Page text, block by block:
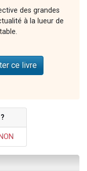
des grandes
à la lueur de
ce livre
NON